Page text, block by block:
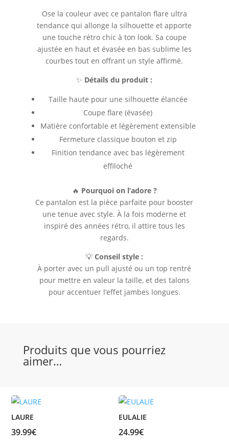
Ose la couleur avec ce pantalon flare ultra
tendance qui allonge la silhouette et apporte
une touche rétro chic à ton look. Sa coupe
ajustée en haut et évasée en bas sublime les
courbes tout en offrant un style affirmé.
✨ Détails du produit :
Taille haute pour une silhouette élancée
Coupe flare (évasée)
Matière confortable et légèrement extensible
Fermeture classique bouton et zip
Finition tendance avec bas légèrement
effiloché
🔥 Pourquoi on l’adore ?
Ce pantalon est la pièce parfaite pour booster
une tenue avec style. À la fois moderne et
inspiré des années rétro, il attire tous les
regards.
💡Conseil style :
À porter avec un pull ajusté ou un top rentré
pour mettre en valeur la taille, et des talons
pour accentuer l’effet jambes longues.
Produits que vous pourriez
aimer…
LAURE
39.99€
EULALIE
24.99€